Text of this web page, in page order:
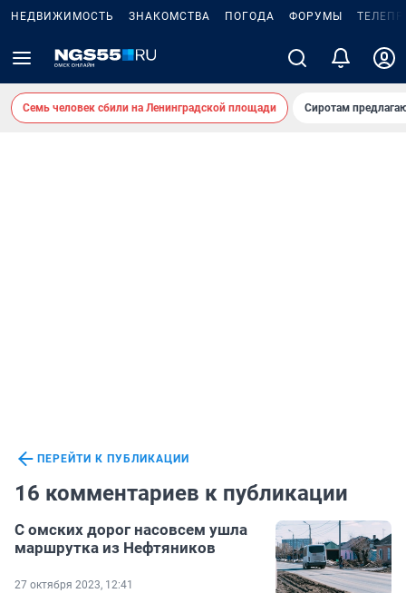
НЕДВИЖИМОСТЬ ЗНАКОМСТВА ПОГОДА ФОРУМЫ
Семь человек сбили на Ленинградской площади Сиротам
ПЕРЕЙТИ К ПУБЛИКАЦИИ
16 комментариев к публикации
С омских дорог насовсем ушла
маршрутка из Нефтяников
27 октября 2023, 12:41